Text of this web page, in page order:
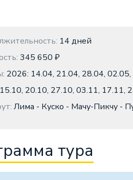
14 дней
345 650 ₽
2026: 14.04, 21.04, 28.04,
20.10, 27.10, 03.11, 17.11,
Лима - Куско - Мачу-Пикчу -
тура